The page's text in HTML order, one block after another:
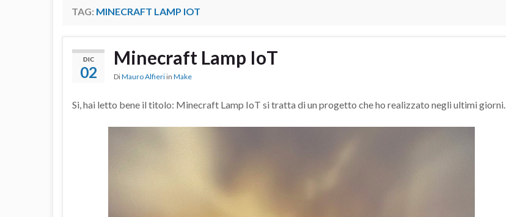
TAG: MINECRAFT LAMP IOT
DIC
02
Minecraft Lamp IoT
DiMauro Alfieri in Make
Si, hai letto bene il titolo: Minecraft Lamp IoT si tratta di un progetto che ho realizzato negli ultimi giorni.